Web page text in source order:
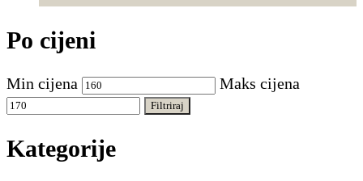
Po cijeni
Min cijena Maks cijena
Filtriraj
Kategorije